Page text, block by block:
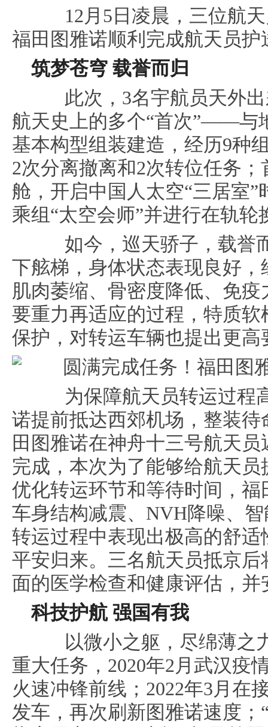
12月5日凌晨，三位航天
福田图雅诺顺利完成航天员护
筑梦苍穹 载誉而归
此次，3名宇航员天外出
航天史上的多个“首次”——与
基本构型组装建造，经历9种
2次分离撤离和2次转位任务
舱，开启中国人太空“三居室
乘组“太空会师”并进行在轨
如今，巡天骄子，载誉
下舷梯，身体状态表现良好
肌肉萎缩、骨密度降低、免
要重力再适应的过程，特质
保护，对转运车辆也提出更高
为保障航天员转运过程
诺提前抵达西郊机场，整装
田图雅诺在神舟十三号航天
完成，本次为了能够给航天
优化转运环节和等待时间，
车身结构减震、NVH降噪、
转运过程中表现出极高的舒
平安归来。三名航天员抵京
面的医学检查和健康评估，并
科技护航强国有我
以微小之躯，尽绵薄之
重大任务，2020年2月武汉疫
火速冲锋前线；2022年3月在
发车，再次刷新图雅诺速度；